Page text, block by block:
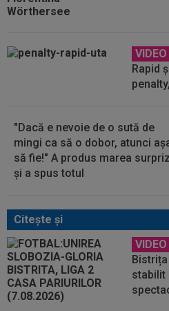
VIDEO
Rapid
"Dacă e nevoie de o sută de
mingi ca să o dobor, atunci
să fie!" A produs marea
și a spus totul
Citeşte şi
VIDEO
stabilit